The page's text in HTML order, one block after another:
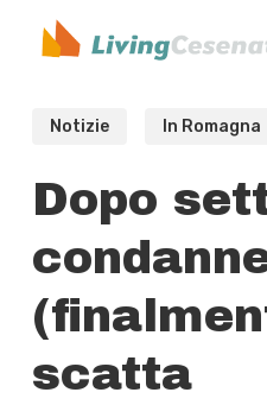
Notizie In Romagna
Dopo
scatta